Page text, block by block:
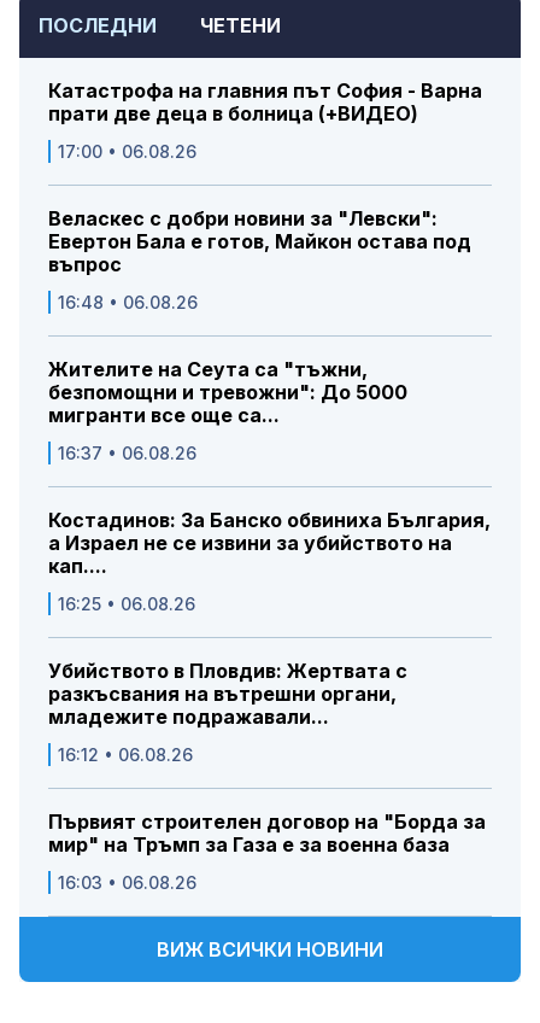
ПОСЛЕДНИ ЧЕТЕНИ
Катастрофа на главния път София - Варна
прати две деца в болница (+ВИДЕО)
17:00 • 06.08.26
Веласкес с добри новини за "Левски":
Евертон Бала е готов, Майкон остава под
въпрос
16:48 • 06.08.26
Жителите на Сеута са "тъжни,
безпомощни и тревожни": До 5000
мигранти все още са...
16:37 • 06.08.26
Костадинов: За Банско обвиниха България,
а Израел не се извини за убийството на
кап....
16:25 • 06.08.26
Убийството в Пловдив: Жертвата с
разкъсвания на вътрешни органи,
младежите подражавали...
16:12 • 06.08.26
Първият строителен договор на "Борда за
мир" на Тръмп за Газа е за военна база
16:03 • 06.08.26
ВИЖ ВСИЧКИ НОВИНИ